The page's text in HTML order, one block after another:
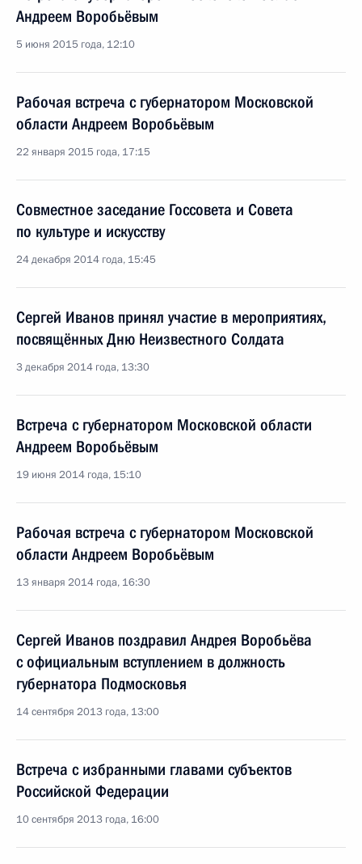
Андреем Воробьёвым
5 июня 2015 года, 12:10
Рабочая встреча с губернатором Московской
области Андреем Воробьёвым
22 января 2015 года, 17:15
Совместное заседание Госсовета и Совета
по культуре и искусству
24 декабря 2014 года, 15:45
Сергей Иванов принял участие в мероприятиях,
посвящённых Дню Неизвестного Солдата
3 декабря 2014 года, 13:30
Встреча с губернатором Московской области
Андреем Воробьёвым
19 июня 2014 года, 15:10
Рабочая встреча с губернатором Московской
области Андреем Воробьёвым
13 января 2014 года, 16:30
Сергей Иванов поздравил Андрея Воробьёва
с официальным вступлением в должность
губернатора Подмосковья
14 сентября 2013 года, 13:00
Встреча с избранными главами субъектов
Российской Федерации
10 сентября 2013 года, 16:00